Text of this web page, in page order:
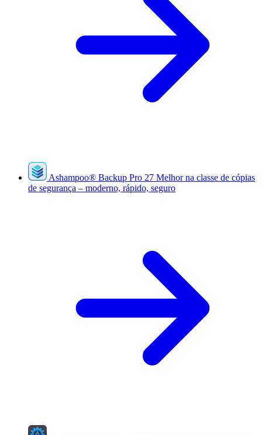
Ashampoo® Backup Pro 27 Melhor na classe de cópias
de segurança – moderno, rápido, seguro